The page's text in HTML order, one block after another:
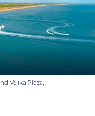
Velika Plaza,